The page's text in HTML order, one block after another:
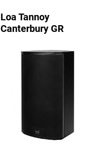
Loa Tannoy
Canterbury GR